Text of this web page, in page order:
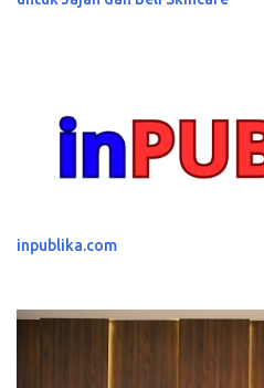
inpublika.com